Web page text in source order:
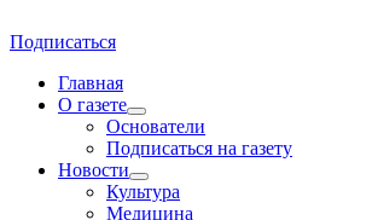
Подписаться
Главная
О газете
Основатели
Подписаться на газету
Новости
Культура
Медицина